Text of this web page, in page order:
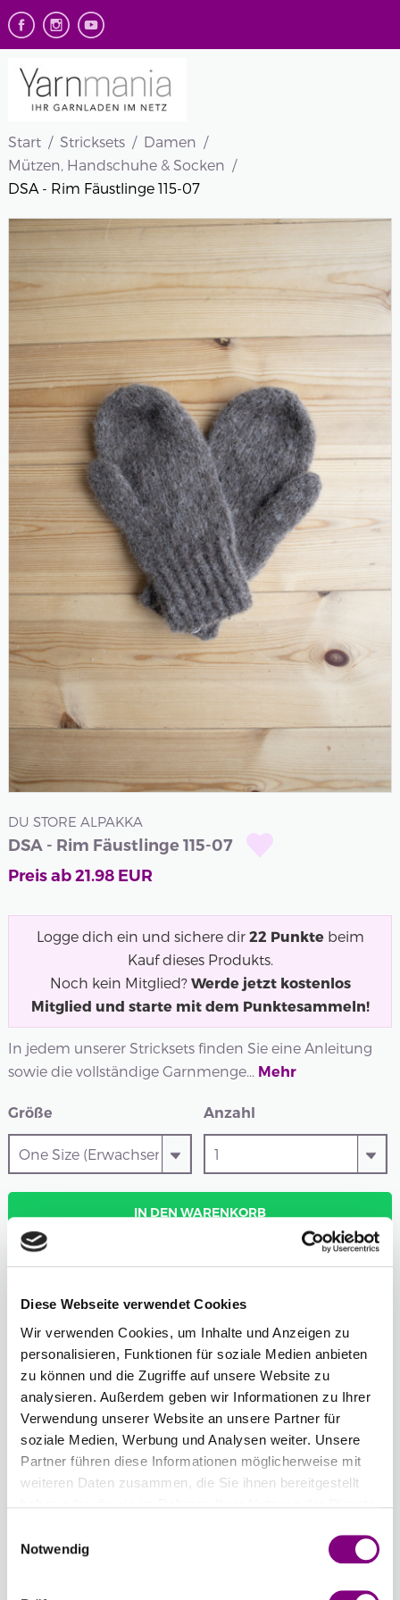
Diese Webseite verwendet Cookies
Wir verwenden Cookies, um Inhalte und Anzeigen zu
personalisieren, Funktionen für soziale Medien anbieten
zu können und die Zugriffe auf unsere Website zu
analysieren. Außerdem geben wir Informationen zu Ihrer
Verwendung unserer Website an unsere Partner für
soziale Medien, Werbung und Analysen weiter. Unsere
Partner führen diese Informationen möglicherweise mit
weiteren Daten zusammen, die Sie ihnen bereitgestellt
Notwendig
Start Stricksets
Damen
Mützen, Handschuhe & Socken
DSA - Rim Fäustlinge 115-07
DU STORE ALPAKKA
DSA - Rim Fäustlinge 115-07
Preis ab21.98EUR
Logge dich ein und sichere dir 22 Punktebeim
Kauf dieses Produkts.
Noch kein Mitglied? Werde jetzt kostenlos
Mitglied und starte mit dem Punktesammeln!
In jedem unserer Stricksets finden Sie eine Anleitung
sowie die vollständige Garnmenge... Mehr
Größe Anzahl
IN DEN WARENKORB
Voraussichtliche Lieferzeit: 3-7 Werktage
726 - DUNKELGRAU-
Farbwahl öffnen
-
Gesamtsumme:
Farbauswahl zurücksetzen